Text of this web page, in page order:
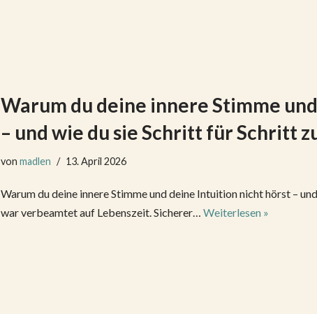
Warum du deine innere Stimme
– und wie du sie Schritt für Schritt
von madlen 13. April 2026
Warum du deine innere Stimme und deine Intuition nicht hörst –
war verbeamtet auf Lebenszeit. Sicherer… Weiterlesen »